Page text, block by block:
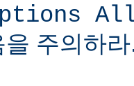
주의하